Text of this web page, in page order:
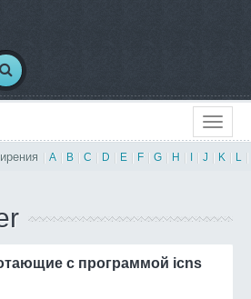
A B C D E F G H J K L
с программой icns